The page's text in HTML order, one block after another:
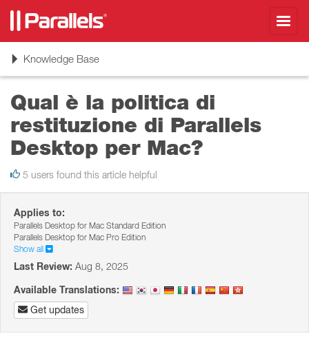
ToggleKnowledge Base
Qual è la politica di
restituzione di Parallels
Desktop per Mac?
5 users found this article helpful
Applies to:
Parallels Desktop for Mac Standard Edition
Parallels Desktop for Mac Pro Edition
Show all
Last Review: Aug 8, 2025
Available Translations:
Get updates